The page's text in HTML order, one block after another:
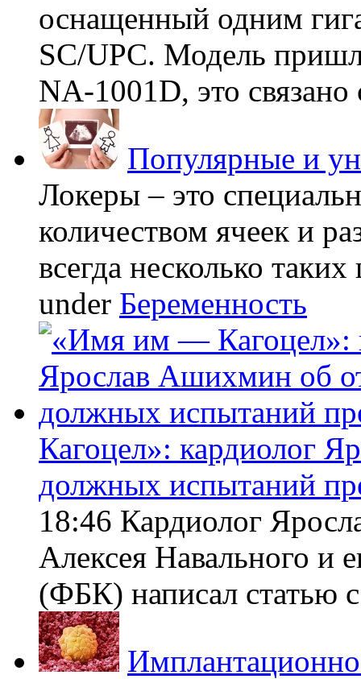
оснащенный одним
SC/UPC. Модель
NA-1001D, это связано
Популярные и
Локеры – это
количеством ячеек и
всегда несколько
under Беременность
Кагоцел»: кардиолог
должных испытаний
18:46 Кардиолог
Алексея Навального и
(ФБК) написал статью